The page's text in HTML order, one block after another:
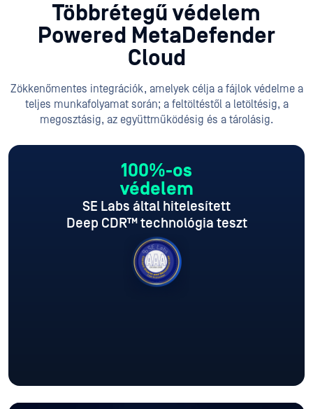
Többrétegű védelem
Powered MetaDefender
Cloud
Zökkenőmentes integrációk, amelyek célja a fájlok védelme a
teljes munkafolyamat során; a feltöltéstől a letöltésig, a
megosztásig, az együttműködésig és a tárolásig.
100%-os
védelem
SE Labs által hitelesített
Deep CDR™ technológia teszt